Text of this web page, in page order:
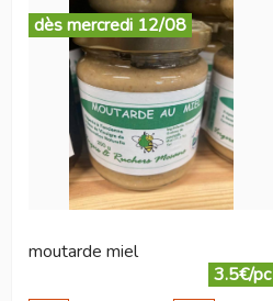
dès mercredi 12/08
moutarde miel
3.5€/pc